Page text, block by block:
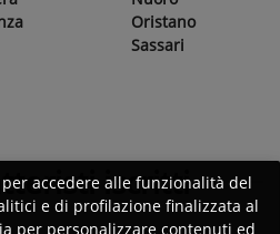
Oristano
Sassari
iscritti
accedere alle funzionalità del
e di profilazione finalizzata al
per personalizzare contenuti ed